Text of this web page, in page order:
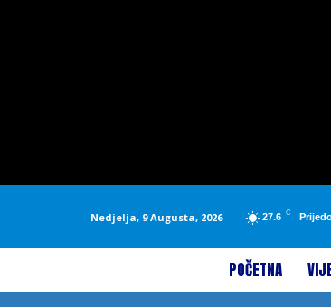
Nedjelja, 9 Augusta, 2026 27.6 C
POČETNA